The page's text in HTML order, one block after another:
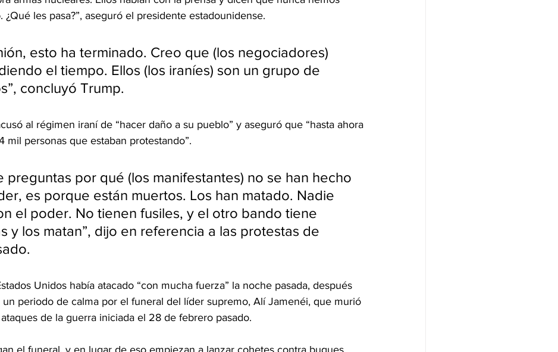
¿Qué les pasa?”, aseguró el presidente estadounidense.
esto ha terminado. Creo que (los negociadores)
el tiempo. Ellos (los iraníes) son un grupo de
concluyó Trump.
al régimen iraní de “hacer daño a su pueblo” y aseguró que “hasta ahora
mil personas que estaban protestando”.
preguntas por qué (los manifestantes) no se han hecho
es porque están muertos. Los han matado. Nadie
el poder. No tienen fusiles, y el otro bando tiene
y los matan”, dijo en referencia a las protestas de
Unidos había atacado “con mucha fuerza” la noche pasada, después
un periodo de calma por el funeral del líder supremo, Alí Jamenéi, que murió
de la guerra iniciada el 28 de febrero pasado.